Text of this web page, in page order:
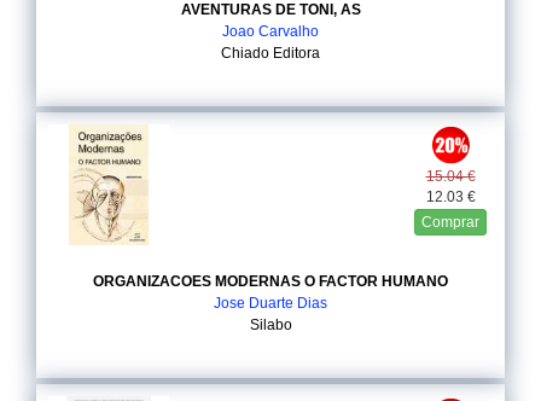
AVENTURAS DE TONI, AS
Joao Carvalho
Chiado Editora
15.04 €
12.03 €
Comprar
ORGANIZACOES MODERNAS O FACTOR HUMANO
Jose Duarte Dias
Silabo